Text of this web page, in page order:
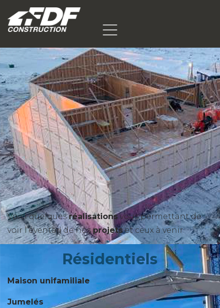
Voici quelquesréalisationsvous permettant de
voir l’éventail de nosprojetset ceux à venir
Résidentiels
Maison unifamiliale
Jumelés